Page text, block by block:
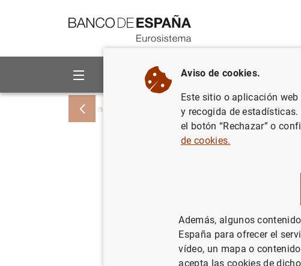
Sobre el Banco Áreas de actuación
Inicio Noticias y eventos Noticias del Banco
del euro:
15/08/2008
Aviso de cookies.
Este sitio o aplicación
y recogida de
el botón “Rechazar” o
de cookies.
Además, algunos
España para ofrecer el
vídeo, un mapa o
acepta las cookies de